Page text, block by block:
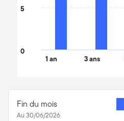
1 an 3 ans
0
5
Fin du mois
Au 30/06/2026